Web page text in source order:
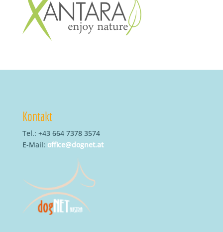
Kontakt
Tel.: +43 664 7378 3574
E-Mail: office@dognet.at